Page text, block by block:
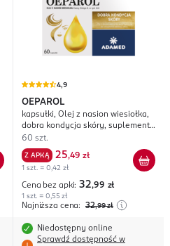
4,9
OEPAROL
kapsułki, Olej z nasion wiesiołka,
dobra kondycja skóry, suplement
diety
60 szt.
Z APKĄ 25,49 zł
1 szt. = 0,42 zł
Cena bez apki: 32,99 zł
1 szt. = 0,55 zł
Najniższa cena: 32,99 zł
Niedostępny online
Sprawdź dostępność w